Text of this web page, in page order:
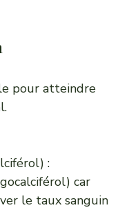
pour atteindre
:
car
le taux sanguin